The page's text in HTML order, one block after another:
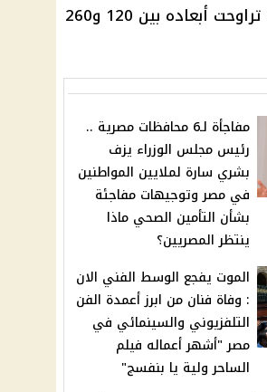
2024، الذي اقترب من الأرض في 29 يونيو 2024، وقد تراوحت أبعاده بين 120 و260
مفاجأة لـ6 محافظات مصرية ..
رئيس مجلس الوزراء يزف
بشري سارة لملايين المواطنين
في مصر وتوجيهات مفاجئة
بشأن التأمين الصحي ماذا
ينتظر المصريين؟
الموت يفجع الوسط الفني الان
: وفاة فنان من ابرز أعمدة الفن
التلفزيوني والسينمائي في
مصر "أشهر أعماله فيلم
الساحر ولية يا بنفسج"